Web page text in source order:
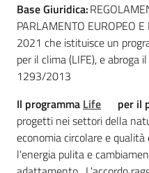
Europass
-
Sede
di
Parma
Base Giuridica:
PARLAMENTO EUROPEO
2021 che istituisce un
per il clima (LIFE), e abroga
1293/2013
Il programma Life per il
progetti nei settori della
economia circolare e
l'energia pulita e